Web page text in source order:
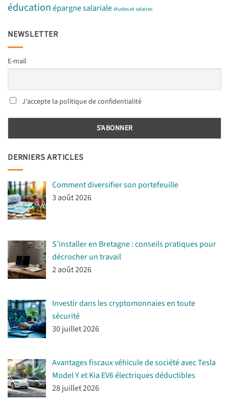
éducationépargne salariale études et salaires
NEWSLETTER
E-mail
J'accepte la politique de confidentialité
DERNIERS ARTICLES
Comment diversifier son portefeuille
3 août 2026
S’installer en Bretagne : conseils pratiques pour
décrocher un travail
2 août 2026
Investir dans les cryptomonnaies en toute
sécurité
30 juillet 2026
Avantages fiscaux véhicule de société avec Tesla
Model Y et Kia EV6 électriques déductibles
28 juillet 2026